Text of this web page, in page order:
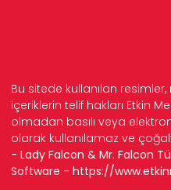
Bu sitede kullanılan
içeriklerin telif hakları Etkin
olmadan basılı veya
olarak kullanılamaz ve
- Lady Falcon & Mr. Falcon
Software - https://